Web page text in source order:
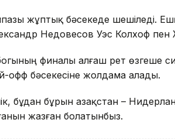
жұптық бәсекеде шешіледі.
Недовесов Уэс Колхоф
финалы алғаш рет өзгеше
офф бәсекесіне жолдама алады.
бұдан бұрын Қазақстан –
жазған болатынбыз.